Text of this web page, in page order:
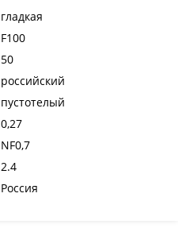
гладкая
F100
50
российский
пустотелый
0,27
NF0,7
2.4
Россия